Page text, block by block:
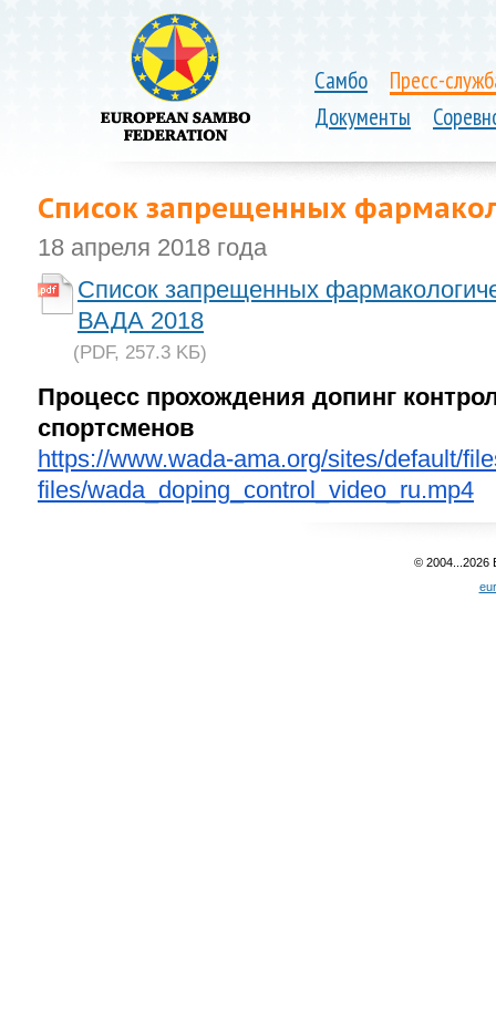
Самбо
Пресс-
Документы
Список запрещенных
18 апреля 2018 года
Список запрещенных
ВАДА 2018
(PDF, 257.3 KБ)
Процесс прохождения допинг
спортсменов
https://www.wada-ama.org/sites/default/
files/wada_doping_control_ video_ru.mp4
© 2004...2026